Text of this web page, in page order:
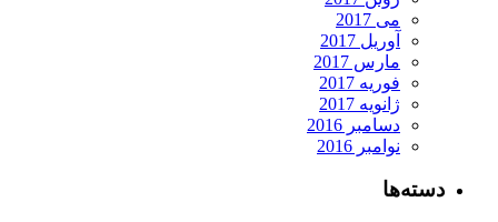
می 2017
آوریل 2017
مارس 2017
فوریه 2017
ژانویه 2017
دسامبر 2016
نوامبر 2016
دسته‌ها